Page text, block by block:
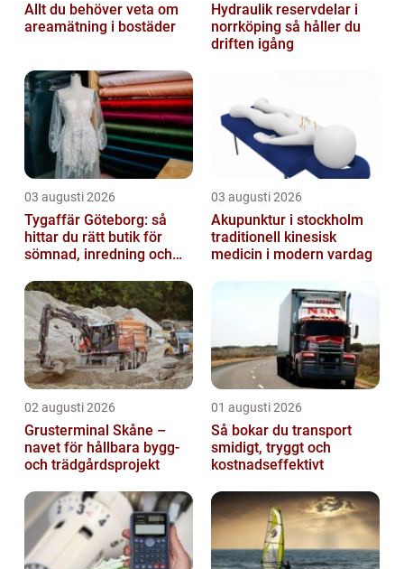
Allt du behöver veta om
areamätning i bostäder
Hydraulik reservdelar i
norrköping så håller du
driften igång
03 augusti 2026
Tygaffär Göteborg: så
hittar du rätt butik för
sömnad, inredning och
03 augusti 2026
Akupunktur i stockholm
traditionell kinesisk
medicin i modern vardag
02 augusti 2026
Grusterminal Skåne –
navet för hållbara bygg-
och trädgårdsprojekt
01 augusti 2026
Så bokar du transport
smidigt, tryggt och
kostnadseffektivt